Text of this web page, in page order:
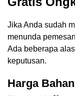
Jika Anda sudah
menunda
Ada beberapa
keputusan.
Harga